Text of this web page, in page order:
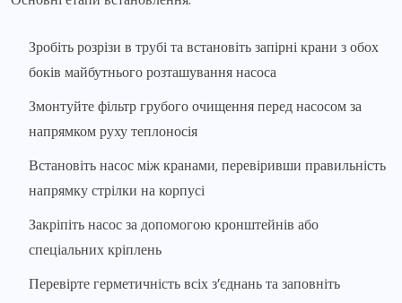
Зробіть розрізи в трубі та встановіть запірні крани з обох
боків майбутнього розташування насоса
Змонтуйте фільтр грубого очищення перед насосом за
напрямком руху теплоносія
Встановіть насос між кранами, перевіривши правильність
напрямку стрілки на корпусі
Закріпіть насос за допомогою кронштейнів або
спеціальних кріплень
Перевірте герметичність всіх з’єднань та заповніть